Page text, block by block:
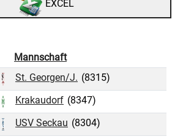
EXCEL
Mannschaft
St. Georgen/J. (8315)
Krakaudorf (8347)
USV Seckau (8304)